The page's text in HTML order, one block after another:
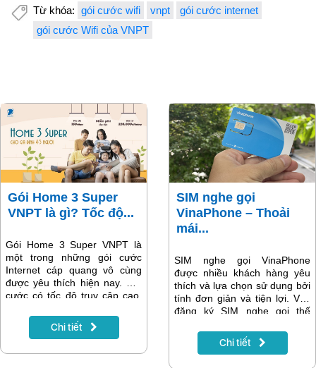
Từ khóa: gói cước wifi vnpt
gói cước internet
gói cước Wifi của VNPT
Gói Home 3 Super
VNPT là gì? Tốc độ...
Gói Home 3 Super VNPT là
một trong những gói cước
Internet cáp quang vô cùng
được yêu thích hiện nay. Gói
cước có tốc độ truy cập cao,
đình từ 4 – 5 người học tập,
làm việc và giải trí.
Chi tiết
SIM nghe gọi
VinaPhone – Thoải
mái...
SIM nghe gọi VinaPhone
được nhiều khách hàng yêu
thích và lựa chọn sử dụng bởi
tính đơn giản và tiện lợi. Vậy
đăng ký SIM nghe gọi thế
viết dưới đây sẽ giúp bạn nắm
được các thông tin cần biết về
Chi tiết